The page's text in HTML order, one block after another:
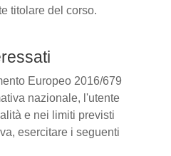
titolare del corso.
Europeo 2016/679
nazionale, l'utente
e nei limiti previsti
esercitare i seguenti